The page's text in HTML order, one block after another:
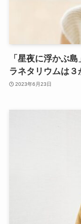
「星夜に浮かぶ
ラネタリウムは３
2023年6月23日